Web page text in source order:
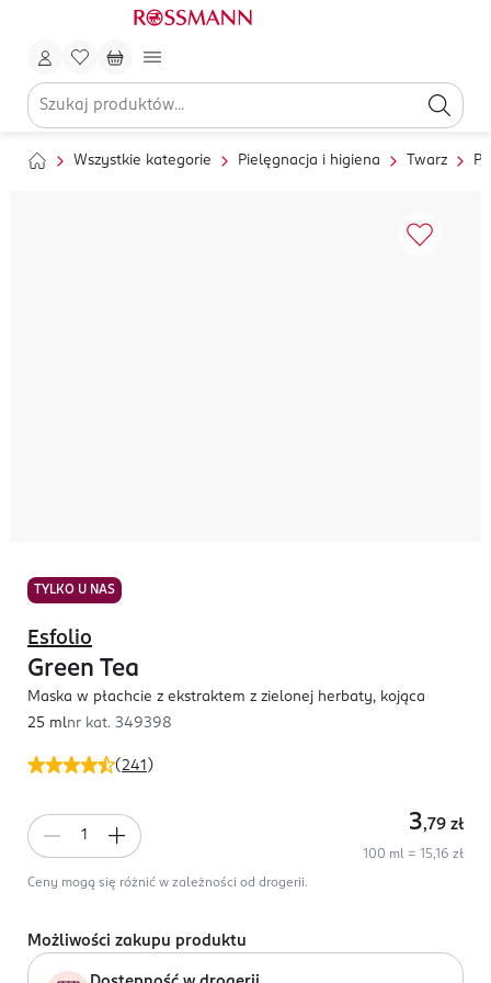
Wszystkie kategorie Pielęgnacja i higiena Twarz
TYLKO U NAS
(241 )
Esfolio
Green Tea
Maska w płachcie z ekstraktem z zielonej herbaty, kojąca
25 mlnr kat. 349398
3,79 zł
100 ml = 15,16 zł
Ceny mogą się różnić w zależności od drogerii.
Możliwości zakupu produktu